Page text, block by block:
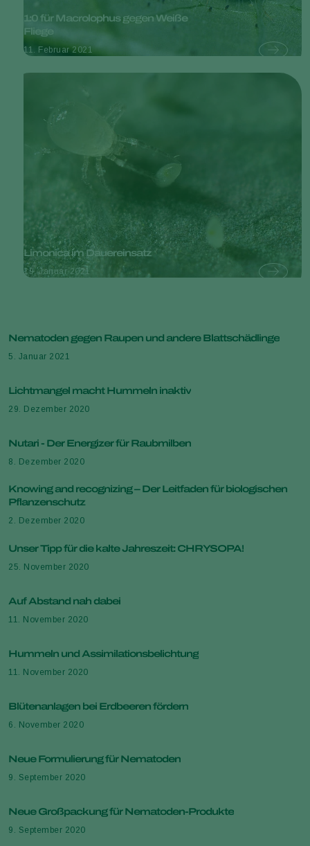
1:0 für Macrolophus gegen Weiße
Fliege
11. Februar 2021
Limonica im Dauereinsatz
19. Januar 2021
Nematoden gegen Raupen und andere Blattschädlinge
5. Januar 2021
Lichtmangel macht Hummeln inaktiv
29. Dezember 2020
Nutari - Der Energizer für Raubmilben
8. Dezember 2020
Knowing and recognizing – Der Leitfaden für biologischen
Pflanzenschutz
2. Dezember 2020
Unser Tipp für die kalte Jahreszeit: CHRYSOPA!
25. November 2020
Auf Abstand nah dabei
11. November 2020
Hummeln und Assimilationsbelichtung
11. November 2020
Blütenanlagen bei Erdbeeren fördern
6. November 2020
Neue Formulierung für Nematoden
9. September 2020
Neue Großpackung für Nematoden-Produkte
9. September 2020